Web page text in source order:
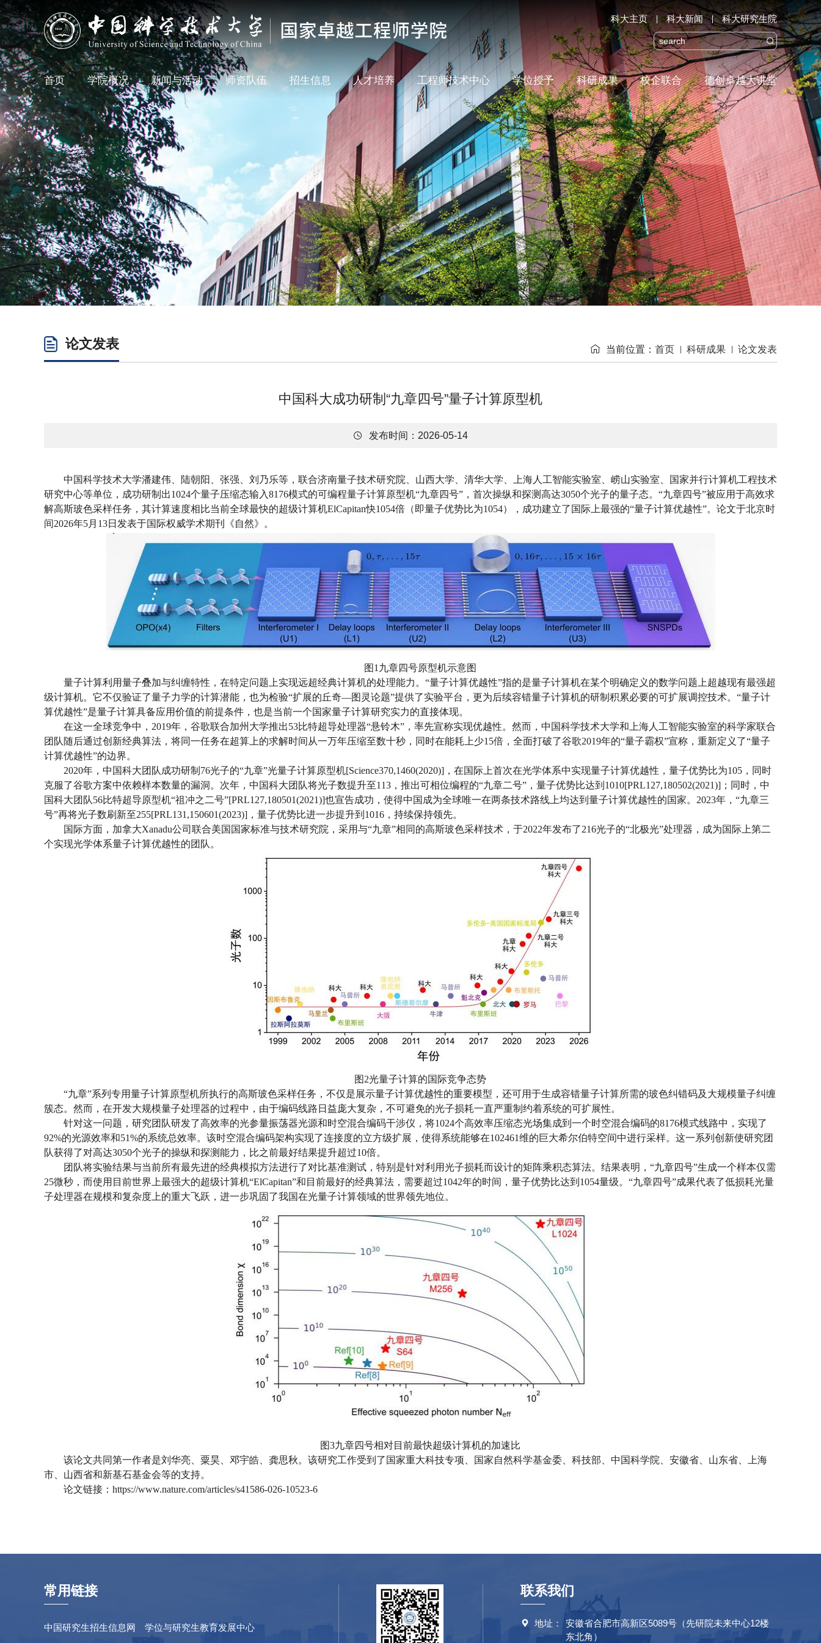
科大主页 科大新闻 科大研究生院

首页 学院概况 新闻与活动 师资队伍 招生信息 人才培养 工程师技术中心 学位授予 科研成果 校企联合 德创卓越大讲堂
论文发表  当前位置： 首页 科研成果 论文发表
中国科大成功研制“九章四号”量子计算原型机
 发布时间：2026-05-14
中国科学技术大学潘建伟、陆朝阳、张强、刘乃乐等，联合济南量子技术研究院、山西大学、清华大学、上海人工智能实验室、崂山实验室、国家并行计算机工程技术
研究中心等单位，成功研制出1024个量子压缩态输入8176模式的可编程量子计算原型机“九章四号”，首次操纵和探测高达3050个光子的量子态。“九章四号”被应用于高效求
解高斯玻色采样任务，其计算速度相比当前全球最快的超级计算机ElCapitan快1054倍（即量子优势比为1054），成功建立了国际上最强的“量子计算优越性”。论文于北京时
间2026年5月13日发表于国际权威学术期刊《自然》。
图1九章四号原型机示意图
量子计算利用量子叠加与纠缠特性，在特定问题上实现远超经典计算机的处理能力。“量子计算优越性”指的是量子计算机在某个明确定义的数学问题上超越现有最强超
级计算机。它不仅验证了量子力学的计算潜能，也为检验“扩展的丘奇—图灵论题”提供了实验平台，更为后续容错量子计算机的研制积累必要的可扩展调控技术。“量子计
算优越性”是量子计算具备应用价值的前提条件，也是当前一个国家量子计算研究实力的直接体现。
在这一全球竞争中，2019年，谷歌联合加州大学推出53比特超导处理器“悬铃木”，率先宣称实现优越性。然而，中国科学技术大学和上海人工智能实验室的科学家联合
团队随后通过创新经典算法，将同一任务在超算上的求解时间从一万年压缩至数十秒，同时在能耗上少15倍，全面打破了谷歌2019年的“量子霸权”宣称，重新定义了“量子
计算优越性”的边界。
2020年，中国科大团队成功研制76光子的“九章”光量子计算原型机[Science370,1460(2020)]，在国际上首次在光学体系中实现量子计算优越性，量子优势比为105，同时
克服了谷歌方案中依赖样本数量的漏洞。次年，中国科大团队将光子数提升至113，推出可相位编程的“九章二号”，量子优势比达到1010[PRL127,180502(2021)]；同时，中
国科大团队56比特超导原型机“祖冲之二号”[PRL127,180501(2021)]也宣告成功，使得中国成为全球唯一在两条技术路线上均达到量子计算优越性的国家。2023年，“九章三
号”再将光子数刷新至255[PRL131,150601(2023)]，量子优势比进一步提升到1016，持续保持领先。
国际方面，加拿大Xanadu公司联合美国国家标准与技术研究院，采用与“九章”相同的高斯玻色采样技术，于2022年发布了216光子的“北极光”处理器，成为国际上第二
个实现光学体系量子计算优越性的团队。
图2光量子计算的国际竞争态势
“九章”系列专用量子计算原型机所执行的高斯玻色采样任务，不仅是展示量子计算优越性的重要模型，还可用于生成容错量子计算所需的玻色纠错码及大规模量子纠缠
簇态。然而，在开发大规模量子处理器的过程中，由于编码线路日益庞大复杂，不可避免的光子损耗一直严重制约着系统的可扩展性。
针对这一问题，研究团队研发了高效率的光参量振荡器光源和时空混合编码干涉仪，将1024个高效率压缩态光场集成到一个时空混合编码的8176模式线路中，实现了
92%的光源效率和51%的系统总效率。该时空混合编码架构实现了连接度的立方级扩展，使得系统能够在102461维的巨大希尔伯特空间中进行采样。这一系列创新使研究团
队获得了对高达3050个光子的操纵和探测能力，比之前最好结果提升超过10倍。
团队将实验结果与当前所有最先进的经典模拟方法进行了对比基准测试，特别是针对利用光子损耗而设计的矩阵乘积态算法。结果表明，“九章四号”生成一个样本仅需
25微秒，而使用目前世界上最强大的超级计算机“ElCapitan”和目前最好的经典算法，需要超过1042年的时间，量子优势比达到1054量级。“九章四号”成果代表了低损耗光量
子处理器在规模和复杂度上的重大飞跃，进一步巩固了我国在光量子计算领域的世界领先地位。
图3九章四号相对目前最快超级计算机的加速比
该论文共同第一作者是刘华亮、粟昊、邓宇皓、龚思秋。该研究工作受到了国家重大科技专项、国家自然科学基金委、科技部、中国科学院、安徽省、山东省、上海
市、山西省和新基石基金会等的支持。
论文链接：https://www.nature.com/articles/s41586-026-10523-6
常用链接
中国研究生招生信息网 学位与研究生教育发展中心
联系我们
 地址：
安徽省合肥市高新区5089号（先研院未来中心12楼
东北角）